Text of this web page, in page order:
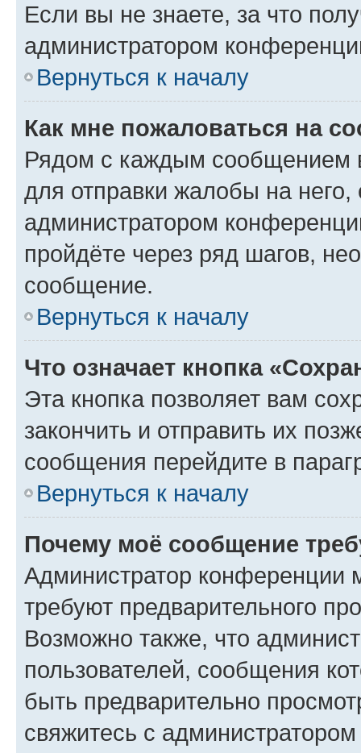
Если вы не знаете, за что
администратором
Вернуться к началу
Как мне пожаловаться на
Рядом с каждым сообщением
для отправки жалобы на
администратором
пройдёте через ряд шагов,
сообщение.
Вернуться к началу
Что означает кнопка
Эта кнопка позволяет вам
закончить и отправить их
сообщения перейдите в
Вернуться к началу
Почему моё сообщение
Администратор конференции
требуют предварительного
Возможно также, что
пользователей, сообщения
быть предварительно
свяжитесь с